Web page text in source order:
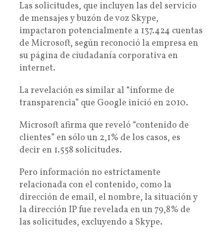
Las solicitudes, que incluyen las del servicio
de mensajes y buzón de voz Skype,
impactaron potencialmente a 137.424 cuentas
de Microsoft, según reconoció la empresa en
su página de ciudadanía corporativa en
internet.
La revelación es similar al “informe de
transparencia” que Google inició en 2010.
Microsoft afirma que reveló “contenido de
clientes” en sólo un 2,1% de los casos, es
decir en 1.558 solicitudes.
Pero información no estrictamente
relacionada con el contenido, como la
dirección de email, el nombre, la situación y
la dirección IP fue revelada en un 79,8% de
las solicitudes, excluyendo a Skype.